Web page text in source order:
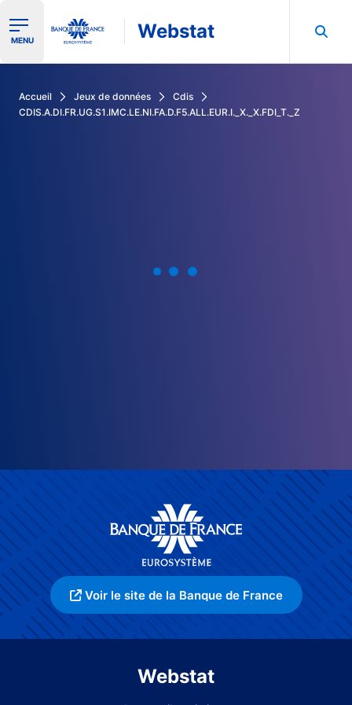
Ouvrir le menu de navigation
MENU Webstat
Accueil Jeux de données
Cdis
CDIS.A.DI.FR.UG.S1.IMC.LE.NI.FA.D.F5.ALL.EUR.I._X._X.FDI_T._Z
Voir le site de la Banque de France
Webstat